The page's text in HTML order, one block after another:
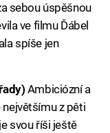
sebou úspěšnou
ve filmu Ďábel
spíše jen
Ambiciózní a
z pěti
svou říši ještě